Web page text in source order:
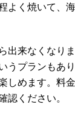
よく焼いて、
出来なくなり
うプランもあ
しめます。料
認ください。